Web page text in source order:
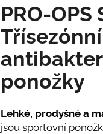
produktu
je
0,0
hvězdiček.
PRO-OPS
ponožky
Lehké, prodyšné a
jsou sportovní